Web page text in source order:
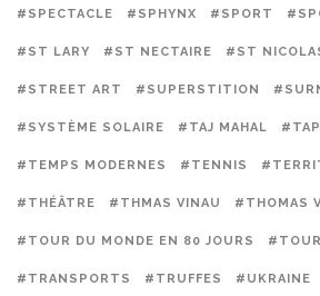
#SPECTACLE #SPHYNX #SPORT
#ST LARY #ST NECTAIRE #ST
#STREET ART #SUPERSTITION
#SYSTÈME SOLAIRE #TAJ MAHAL
#TEMPS MODERNES #TENNIS
#THÉÂTRE #THMAS VINAU #THOMAS
#TOUR DU MONDE EN 80 JOURS
#TRANSPORTS #TRUFFES #UKRAINE